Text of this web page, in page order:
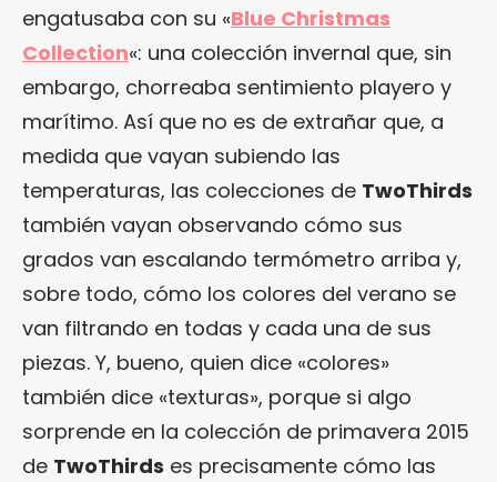
engatusaba con su «Blue Christmas
Collection«: una colección invernal que, sin
embargo, chorreaba sentimiento playero y
marítimo. Así que no es de extrañar que, a
medida que vayan subiendo las
temperaturas, las colecciones de TwoThirds
también vayan observando cómo sus
grados van escalando termómetro arriba y,
sobre todo, cómo los colores del verano se
van filtrando en todas y cada una de sus
piezas. Y, bueno, quien dice «colores»
también dice «texturas», porque si algo
sorprende en la colección de primavera 2015
de TwoThirds es precisamente cómo las